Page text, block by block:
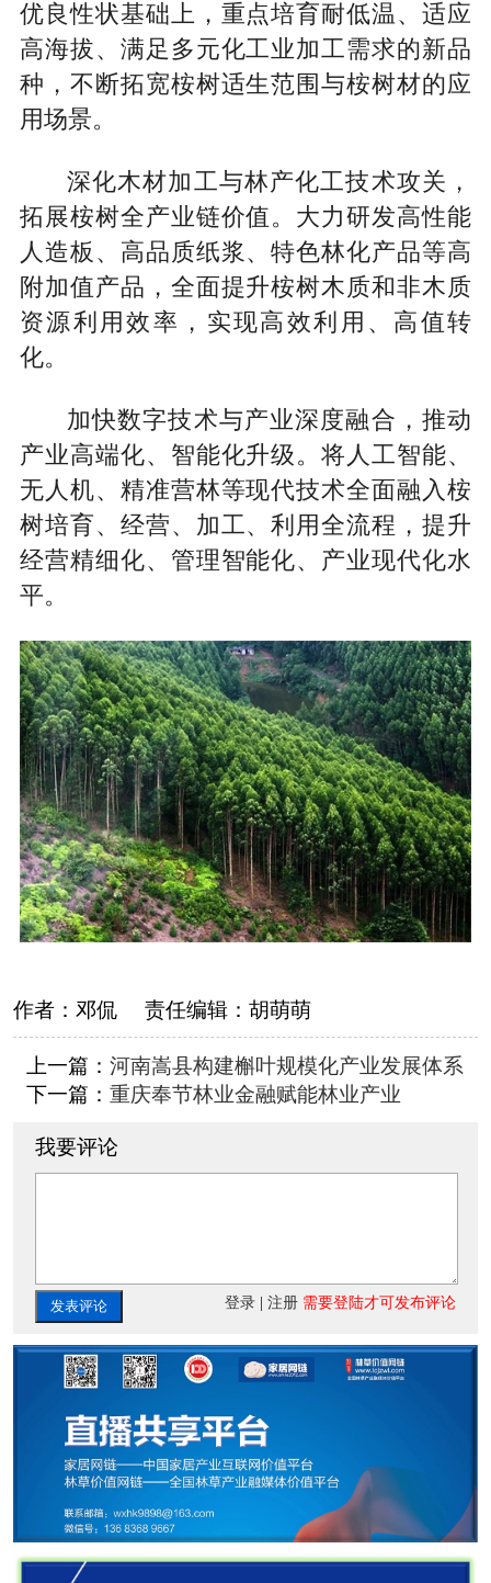
优良性状基础上，重点培育耐低温、适应
高海拔、满足多元化工业加工需求的新品
种，不断拓宽桉树适生范围与桉树材的应
用场景。
深化木材加工与林产化工技术攻关，
拓展桉树全产业链价值。大力研发高性能
人造板、高品质纸浆、特色林化产品等高
附加值产品，全面提升桉树木质和非木质
资源利用效率，实现高效利用、高值转
化。
加快数字技术与产业深度融合，推动
产业高端化、智能化升级。将人工智能、
无人机、精准营林等现代技术全面融入桉
树培育、经营、加工、利用全流程，提升
经营精细化、管理智能化、产业现代化水
平。
作者： 邓侃责任编辑： 胡萌萌
上一篇： 河南嵩县构建槲叶规模化产业发展体系
下一篇： 重庆奉节林业金融赋能林业产业
我要评论
发表评论 登录 |注册 需要登陆才可发布评论